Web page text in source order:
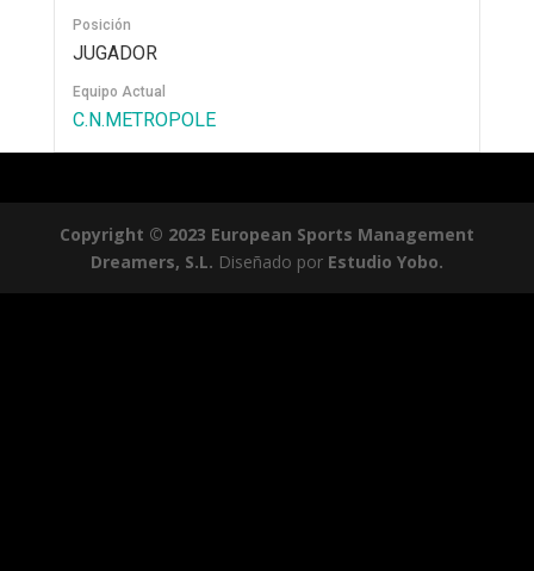
Posición
JUGADOR
Equipo Actual
C.N.METROPOLE
Copyright © 2023 European Sports Management
Dreamers, S.L. Diseñado por Estudio Yobo.